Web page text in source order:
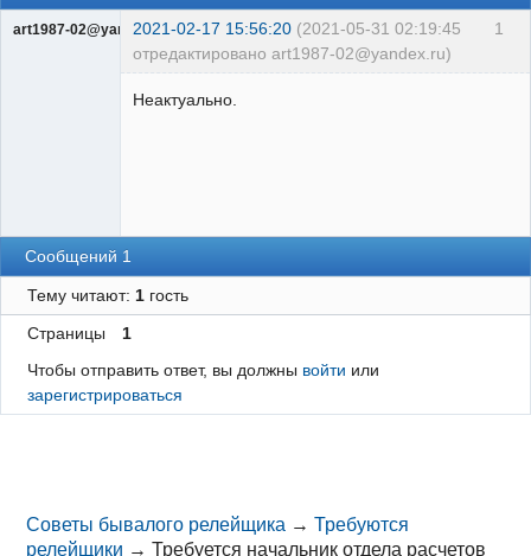
1
art1987-02@yandex.ru2021-02-17 15:56:20 (2021-05-31 02:19:45
отредактировано art1987-02@yandex.ru)
Неактуально.
Сообщений 1
Тему читают: 1гость
Страницы
1
Чтобы отправить ответ, вы должны войти или
зарегистрироваться
Советы бывалого релейщика →Требуются
релейщики →Требуется начальник отдела расчетов